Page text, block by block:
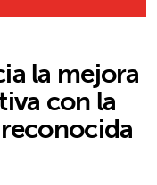
la mejora
con la